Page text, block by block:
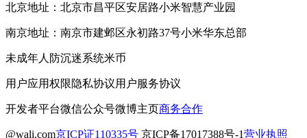
北京地址：北京市昌平区安居路小米智慧产业园
南京地址：南京市建邺区永初路37号小米华东总部
未成年人防沉迷系统米币
用户应用权限隐私协议用户服务协议
开发者平台微信公众号微博主页商务合作
@wali.com京ICP证110335号 京ICP备17017388号-1营业执照